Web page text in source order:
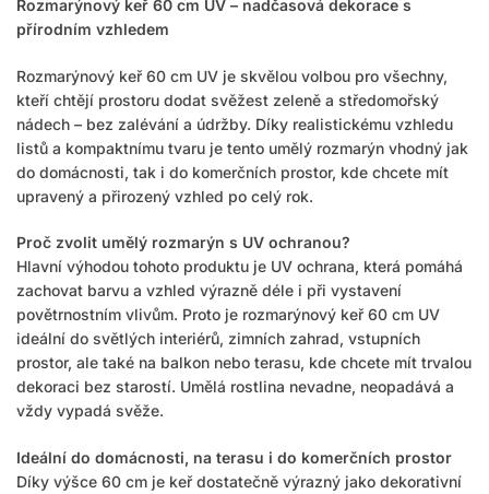
Rozmarýnový keř 60 cm UV – nadčasová dekorace s
přírodním vzhledem
Rozmarýnový keř 60 cm UV je skvělou volbou pro všechny,
kteří chtějí prostoru dodat svěžest zeleně a středomořský
nádech – bez zalévání a údržby. Díky realistickému vzhledu
listů a kompaktnímu tvaru je tento umělý rozmarýn vhodný jak
do domácnosti, tak i do komerčních prostor, kde chcete mít
upravený a přirozený vzhled po celý rok.
Proč zvolit umělý rozmarýn s UV ochranou?
Hlavní výhodou tohoto produktu je UV ochrana, která pomáhá
zachovat barvu a vzhled výrazně déle i při vystavení
povětrnostním vlivům. Proto je rozmarýnový keř 60 cm UV
ideální do světlých interiérů, zimních zahrad, vstupních
prostor, ale také na balkon nebo terasu, kde chcete mít trvalou
dekoraci bez starostí. Umělá rostlina nevadne, neopadává a
vždy vypadá svěže.
Ideální do domácnosti, na terasu i do komerčních prostor
Díky výšce 60 cm je keř dostatečně výrazný jako dekorativní